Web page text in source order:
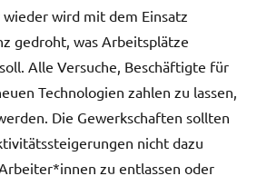
wird mit dem Einsatz
gedroht, was Arbeitsplätze
Alle Versuche, Beschäftigte für
Technologien zahlen zu lassen,
Die Gewerkschaften sollten
nicht dazu
zu entlassen oder